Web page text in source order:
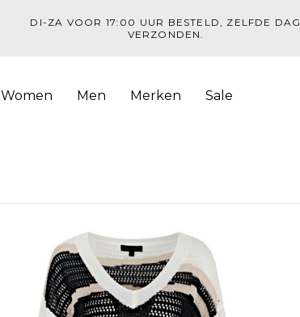
DI-ZA VOOR 17:00 UUR BESTELD, ZELFDE DAG
VERZONDEN.
Women Men Merken Sale